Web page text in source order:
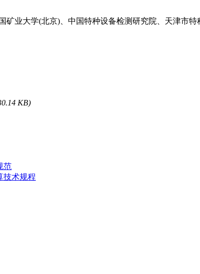
矿业大学(北京)、中国特种设备检测研究院、天津市
KB)
范
技术规程